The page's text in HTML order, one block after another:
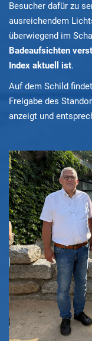
Besucher dafür zu
ausreichendem
überwiegend im
Badeaufsichten
Index aktuell ist.
Auf dem Schild
Freigabe des
anzeigt und